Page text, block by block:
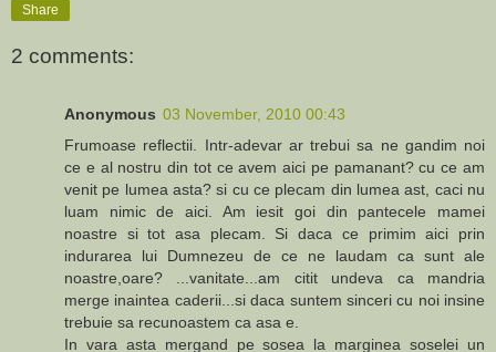
Share
2 comments:
Anonymous 03 November, 2010 00:43
Frumoase reflectii. Intr-adevar ar trebui sa ne gandim noi
ce e al nostru din tot ce avem aici pe pamanant? cu ce am
venit pe lumea asta? si cu ce plecam din lumea ast, caci nu
luam nimic de aici. Am iesit goi din pantecele mamei
noastre si tot asa plecam. Si daca ce primim aici prin
indurarea lui Dumnezeu de ce ne laudam ca sunt ale
noastre,oare? ...vanitate...am citit undeva ca mandria
merge inaintea caderii...si daca suntem sinceri cu noi insine
trebuie sa recunoastem ca asa e.
In vara asta mergand pe sosea la marginea soselei un